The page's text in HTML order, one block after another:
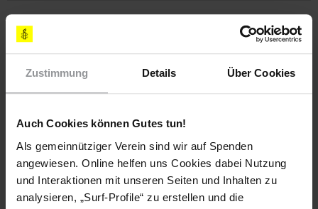
Zustimmung Details Über Cookies
Auch Cookies können Gutes tun!
Als gemeinnütziger Verein sind wir auf Spenden
angewiesen. Online helfen uns Cookies dabei Nutzung
und Interaktionen mit unseren Seiten und Inhalten zu
analysieren, „Surf-Profile“ zu erstellen und die
Länder
Mexiko